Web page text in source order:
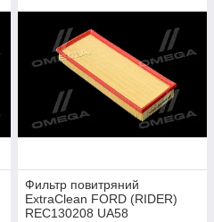
Фильтр повитряний
ExtraClean FORD (RIDER)
REC130208 UA58